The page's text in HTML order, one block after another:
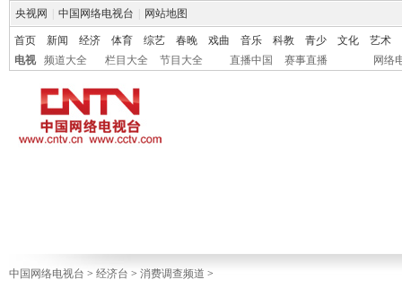
央视网 中国网络电视台 网站地图
首页 新闻 经济 体育 综艺 春晚 戏曲 音乐 科教 青少 文化
艺术
电视
频道大全 栏目大全 节目大全 直播中国 赛事直播 网络
中国网络电视台 > 经济台 > 消费调查频道 >